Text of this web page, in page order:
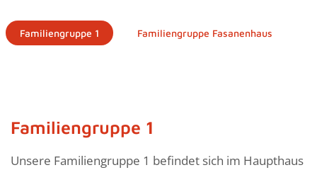
Familiengruppe 1 Familiengruppe Fasanenhaus
Familiengruppe 1
Unsere Familiengruppe 1 befindet sich im Haupthaus